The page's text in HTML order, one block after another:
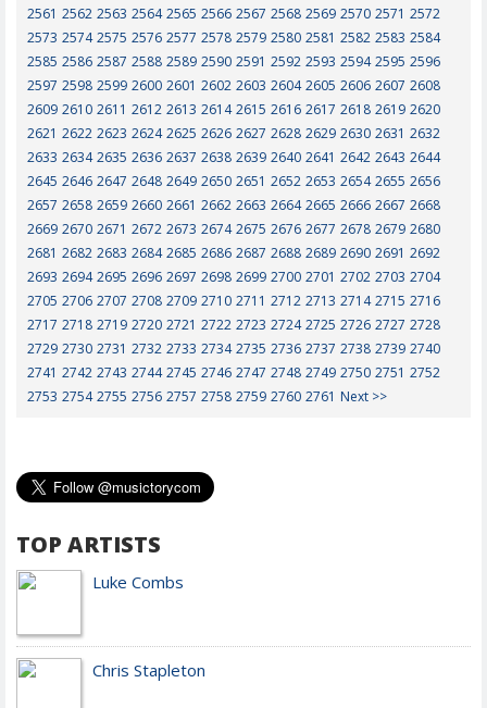
2561 2562 2563 2564 2565 2566 2567 2568 2569 2570 2571 2572
2573 2574 2575 2576 2577 2578 2579 2580 2581 2582 2583 2584
2585 2586 2587 2588 2589 2590 2591 2592 2593 2594 2595 2596
2597 2598 2599 2600 2601 2602 2603 2604 2605 2606 2607 2608
2609 2610 2611 2612 2613 2614 2615 2616 2617 2618 2619 2620
2621 2622 2623 2624 2625 2626 2627 2628 2629 2630 2631 2632
2633 2634 2635 2636 2637 2638 2639 2640 2641 2642 2643 2644
2645 2646 2647 2648 2649 2650 2651 2652 2653 2654 2655 2656
2657 2658 2659 2660 2661 2662 2663 2664 2665 2666 2667 2668
2669 2670 2671 2672 2673 2674 2675 2676 2677 2678 2679 2680
2681 2682 2683 2684 2685 2686 2687 2688 2689 2690 2691 2692
2693 2694 2695 2696 2697 2698 2699 2700 2701 2702 2703 2704
2705 2706 2707 2708 2709 2710 2711 2712 2713 2714 2715 2716
2717 2718 2719 2720 2721 2722 2723 2724 2725 2726 2727 2728
2729 2730 2731 2732 2733 2734 2735 2736 2737 2738 2739 2740
2741 2742 2743 2744 2745 2746 2747 2748 2749 2750 2751 2752
2753 2754 2755 2756 2757 2758 2759 2760 2761 Next >>
TOP ARTISTS
Luke Combs
Chris Stapleton